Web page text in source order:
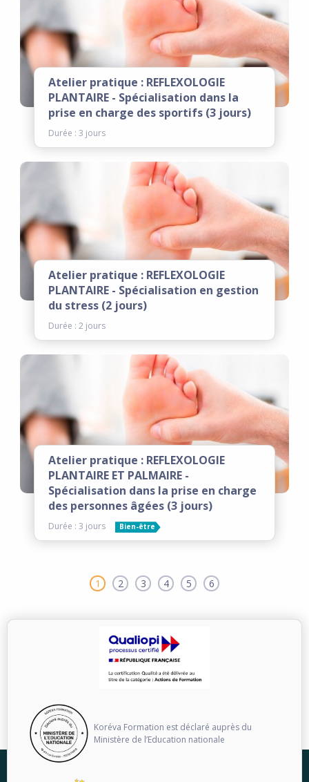
Atelier pratique : REFLEXOLOGIE
PLANTAIRE - Spécialisation dans la
prise en charge des sportifs (3 jours)
Durée : 3 jours
Atelier pratique : REFLEXOLOGIE
PLANTAIRE - Spécialisation en gestion
du stress (2 jours)
Durée : 2 jours
Atelier pratique : REFLEXOLOGIE
PLANTAIRE ET PALMAIRE -
Spécialisation dans la prise en charge
des personnes âgées (3 jours)
Durée : 3 jours Bien-être
1 2 3 4 5 6
Koréva Formation est déclaré auprès du
Ministère de l’Education nationale